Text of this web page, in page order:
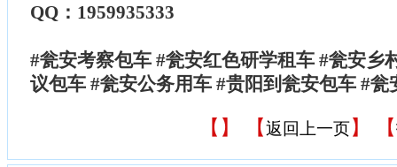
QQ：1959935333
#瓮安考察包车 #瓮安红色研学租车 #瓮安乡
议包车 #瓮安公务用车 #贵阳到瓮安包车 #瓮
【 】 【返回上一页】 【